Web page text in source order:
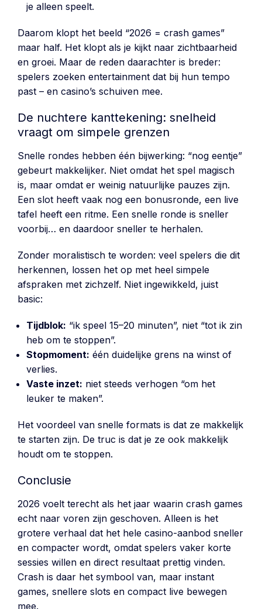
je alleen speelt.
Daarom klopt het beeld “2026 = crash games”
maar half. Het klopt als je kijkt naar zichtbaarheid
en groei. Maar de reden daarachter is breder:
spelers zoeken entertainment dat bij hun tempo
past – en casino’s schuiven mee.
De nuchtere kanttekening: snelheid
vraagt om simpele grenzen
Snelle rondes hebben één bijwerking: “nog eentje”
gebeurt makkelijker. Niet omdat het spel magisch
is, maar omdat er weinig natuurlijke pauzes zijn.
Een slot heeft vaak nog een bonusronde, een live
tafel heeft een ritme. Een snelle ronde is sneller
voorbij… en daardoor sneller te herhalen.
Zonder moralistisch te worden: veel spelers die dit
herkennen, lossen het op met heel simpele
afspraken met zichzelf. Niet ingewikkeld, juist
basic:
Tijdblok: “ik speel 15–20 minuten”, niet “tot ik zin
heb om te stoppen”.
Stopmoment: één duidelijke grens na winst of
verlies.
Vaste inzet: niet steeds verhogen “om het
leuker te maken”.
Het voordeel van snelle formats is dat ze makkelijk
te starten zijn. De truc is dat je ze ook makkelijk
houdt om te stoppen.
Conclusie
2026 voelt terecht als het jaar waarin crash games
echt naar voren zijn geschoven. Alleen is het
grotere verhaal dat het hele casino-aanbod sneller
en compacter wordt, omdat spelers vaker korte
sessies willen en direct resultaat prettig vinden.
Crash is daar het symbool van, maar instant
games, snellere slots en compact live bewegen
mee.